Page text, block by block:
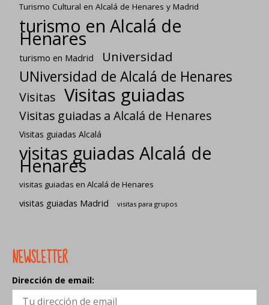
Turismo Cultural en Alcalá de Henares y Madrid
turismo en Alcalá de
Henares
turismo en Madrid Universidad
UNiversidad de Alcalá de Henares
Visitas Visitas guiadas
Visitas guiadas a Alcalá de Henares
Visitas guiadas Alcalá
visitas guiadas Alcalá de
Henares
visitas guiadas en Alcalá de Henares
visitas guiadas Madrid visitas para grupos
NEWSLETTER
Dirección de email: